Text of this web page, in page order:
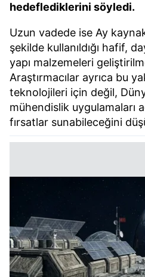
hedeflediklerini söyledi.
Uzun vadede ise Ay
şekilde kullanıldığı hafif,
yapı malzemeleri
Araştırmacılar ayrıca bu
teknolojileri için değil,
mühendislik uygulamaları
fırsatlar sunabileceğini